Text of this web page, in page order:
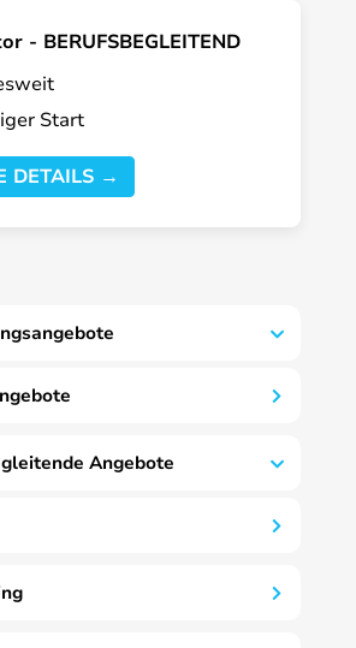
- BERUFSBEGLEITEND
Start
DETAILS →
Angebote